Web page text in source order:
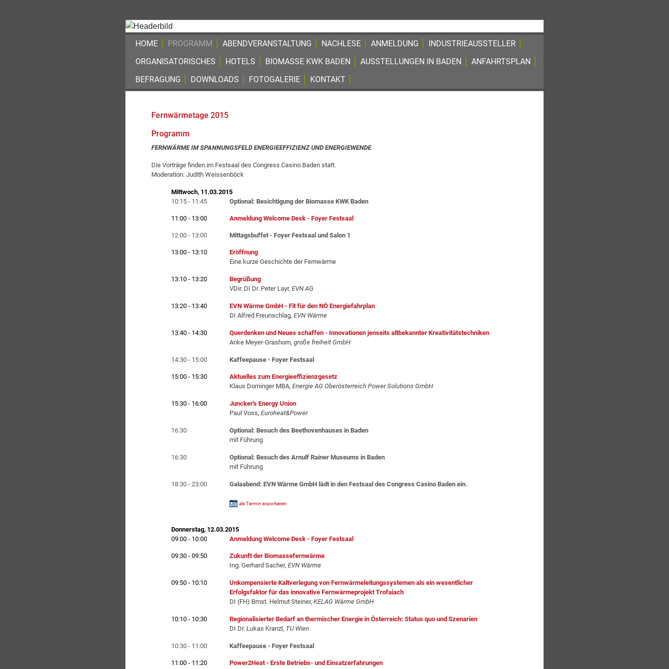
HOME PROGRAMM ABENDVERANSTALTUNG NACHLESE ANMELDUNG
INDUSTRIEAUSSTELLER
ORGANISATORISCHES
HOTELS BIOMASSE KWK BADEN AUSSTELLUNGEN IN BADEN
ANFAHRTSPLAN
BEFRAGUNG
DOWNLOADS FOTOGALERIE KONTAKT
Fernwärmetage 2015
Programm
FERNWÄRME IM SPANNUNGSFELD ENERGIEEFFIZIENZ UND ENERGIEWENDE
Die Vorträge finden im Festsaal des Congress Casino Baden statt.
Moderation: Judith Weissenböck
Mittwoch, 11.03.2015
10:15 - 11:45
Optional: Besichtigung der Biomasse KWK Baden
11:00 - 13:00 Anmeldung Welcome Desk - Foyer Festsaal
12:00 - 13:00 Mittagsbuffet - Foyer Festsaal und Salon 1
13:00 - 13:10
Eröffnung
Eine kurze Geschichte der Fernwärme
13:10 - 13:20
Begrüßung
VDir. DI Dr. Peter Layr, EVN AG
13:20 - 13:40
EVN Wärme GmbH - Fit für den NÖ Energiefahrplan
DI Alfred Freunschlag, EVN Wärme
13:40 - 14:30
Querdenken und Neues schaffen - Innovationen jenseits altbekannter Kreativitätstechniken
Anke Meyer-Grashorn, große freiheit GmbH
14:30 - 15:00 Kaffeepause - Foyer Festsaal
15:00 - 15:30
Aktuelles zum Energieeffizienzgesetz
Klaus Dorninger MBA, Energie AG Oberösterreich Power Solutions GmbH
15:30 - 16:00
Juncker's Energy Union
Paul Voss, Euroheat&Power
16:30
Optional: Besuch des Beethovenhauses in Baden
mit Führung
16:30
Optional: Besuch des Arnulf Rainer Museums in Baden
mit Führung
18:30 - 23:00 Galaabend: EVN Wärme GmbH lädt in den Festsaal des Congress Casino Baden ein.
als Termin exportieren
Donnerstag, 12.03.2015
09:00 - 10:00
Anmeldung Welcome Desk - Foyer Festsaal
09:30 - 09:50
Zukunft der Biomassefernwärme
Ing. Gerhard Sacher, EVN Wärme
09:50 - 10:10
Unkompensierte Kaltverlegung von Fernwärmeleitungssystemen als ein wesentlicher
Erfolgsfaktor für das innovative Fernwärmeprojekt Trofaiach
DI (FH) Bmst. Helmut Steiner, KELAG Wärme GmbH
10:10 - 10:30
Regionalisierter Bedarf an thermischer Energie in Österreich: Status quo und Szenarien
DI Dr. Lukas Kranzl, TU Wien
10:30 - 11:00 Kaffeepause - Foyer Festsaal
11:00 - 11:20
Power2Heat - Erste Betriebs- und Einsatzerfahrungen